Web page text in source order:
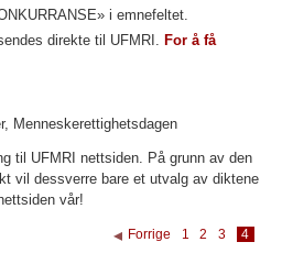
i emnefeltet.
direkte til UFMRI. For å få
Menneskerettighetsdagen
til UFMRI nettsiden. På grunn av den
vil dessverre bare et utvalg av diktene
vår!
Forrige 1 2 3 4